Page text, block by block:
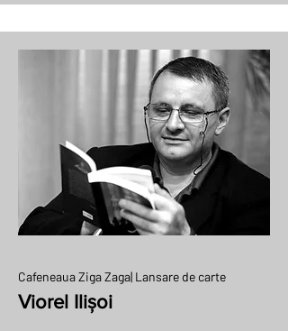
Cafeneaua Ziga Zaga| Lansare de carte
Viorel Ilișoi